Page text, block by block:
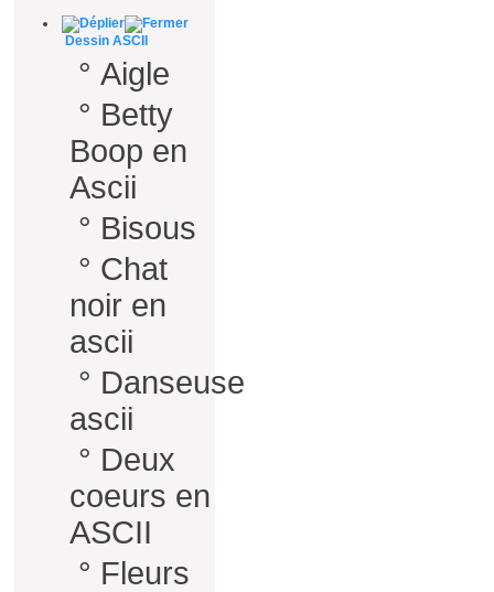
Dessin ASCII
° Aigle
° Betty
Boop en
Ascii
° Bisous
° Chat
noir en
ascii
° Danseuse
ascii
° Deux
coeurs en
ASCII
° Fleurs